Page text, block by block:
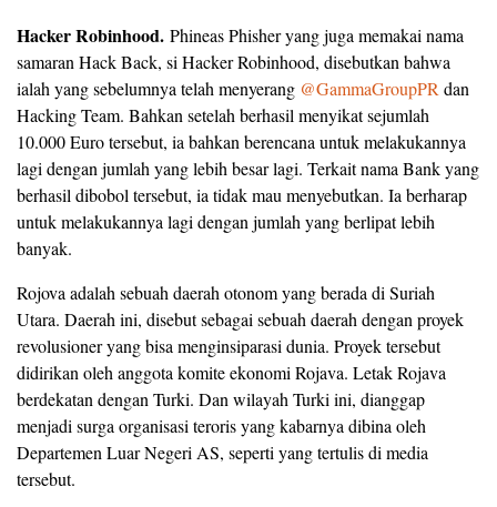
Hacker Robinhood. Phineas Phisher yang juga memakai nama
samaran Hack Back, si Hacker Robinhood, disebutkan bahwa
ialah yang sebelumnya telah menyerang @GammaGroupPR dan
Hacking Team. Bahkan setelah berhasil menyikat sejumlah
10.000 Euro tersebut, ia bahkan berencana untuk melakukannya
lagi dengan jumlah yang lebih besar lagi. Terkait nama Bank yang
berhasil dibobol tersebut, ia tidak mau menyebutkan. Ia berharap
untuk melakukannya lagi dengan jumlah yang berlipat lebih
banyak.
Rojova adalah sebuah daerah otonom yang berada di Suriah
Utara. Daerah ini, disebut sebagai sebuah daerah dengan proyek
revolusioner yang bisa menginsiparasi dunia. Proyek tersebut
didirikan oleh anggota komite ekonomi Rojava. Letak Rojava
berdekatan dengan Turki. Dan wilayah Turki ini, dianggap
menjadi surga organisasi teroris yang kabarnya dibina oleh
Departemen Luar Negeri AS, seperti yang tertulis di media
tersebut.